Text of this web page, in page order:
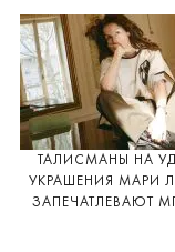
ТАЛИСМАНЫ НА
УКРАШЕНИЯ МАРИ
ЗАПЕЧАТЛЕВАЮТ